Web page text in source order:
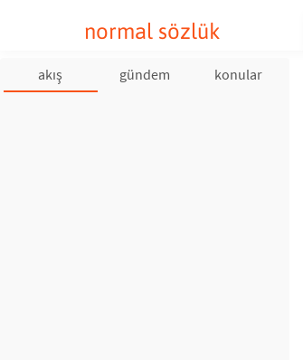
normal sözlük
akış gündem konular